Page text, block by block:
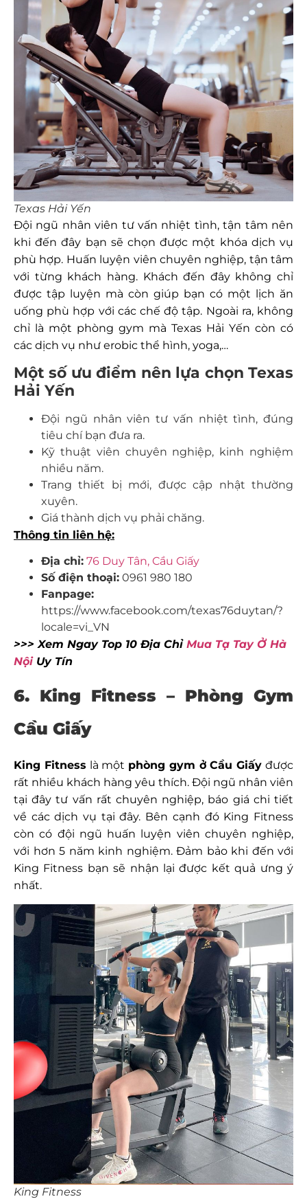
Texas Hải Yến
Đội ngũ nhân viên tư vấn nhiệt tình, tận tâm nên
khi đến đây bạn sẽ chọn được một khóa dịch vụ
phù hợp. Huấn luyện viên chuyên nghiệp, tận tâm
với từng khách hàng. Khách đến đây không chỉ
được tập luyện mà còn giúp bạn có một lịch ăn
uống phù hợp với các chế độ tập. Ngoài ra, không
chỉ là một phòng gym mà Texas Hải Yến còn có
các dịch vụ như erobic thể hình, yoga,…
Một số ưu điểm nên lựa chọn Texas
Hải Yến
Đội ngũ nhân viên tư vấn nhiệt tình, đúng
tiêu chí bạn đưa ra.
Kỹ thuật viên chuyên nghiệp, kinh nghiệm
nhiều năm.
Trang thiết bị mới, được cập nhật thường
xuyên.
Giá thành dịch vụ phải chăng.
Thông tin liên hệ:
Địa chỉ: 76 Duy Tân, Cầu Giấy
Số điện thoại: 0961 980 180
Fanpage:
https://www.facebook.com/texas76duytan/?
locale=vi_VN
>>> Xem Ngay Top 10 Địa Chỉ Mua Tạ Tay Ở Hà
NộiUy Tín
6. King Fitness – Phòng Gym
Cầu Giấy
King Fitness là một phòng gym ở Cầu Giấy được
rất nhiều khách hàng yêu thích. Đội ngũ nhân viên
tại đây tư vấn rất chuyên nghiệp, báo giá chi tiết
về các dịch vụ tại đây. Bên cạnh đó King Fitness
còn có đội ngũ huấn luyện viên chuyên nghiệp,
với hơn 5 năm kinh nghiệm. Đảm bảo khi đến với
King Fitness bạn sẽ nhận lại được kết quả ưng ý
nhất.
King Fitness